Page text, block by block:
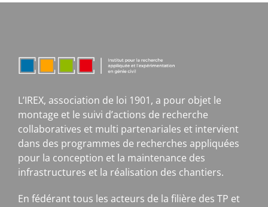
L’IREX, association de loi 1901, a pour objet le
montage et le suivi d’actions de recherche
collaboratives et multi partenariales et intervient
dans des programmes de recherches appliquées
pour la conception et la maintenance des
infrastructures et la réalisation des chantiers.
En fédérant tous les acteurs de la filière des TP et